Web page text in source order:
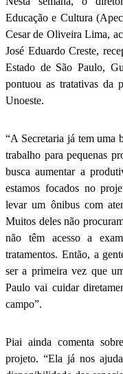
Educação e Cultura
Cesar de Oliveira Lima,
José Eduardo Creste,
Estado de São Paulo,
pontuou as tratativas da
Unoeste.
“A Secretaria já tem uma
trabalho para pequenas
busca aumentar a
estamos focados no
levar um ônibus com
Muitos deles não
não têm acesso a
tratamentos. Então, a
ser a primeira vez que
Paulo vai cuidar
campo”.
Piai ainda comenta
projeto. “Ela já nos